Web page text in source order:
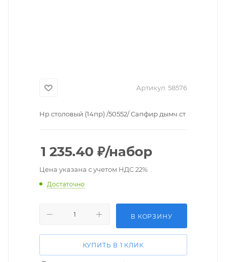
Артикул: 58576
Нр столовый (14пр) /50552/ Сапфир дымч.ст
1 235.40 ₽/набор
Цена указана с учетом НДС 22%
Достаточно
В КОРЗИНУ
КУПИТЬ В 1 КЛИК